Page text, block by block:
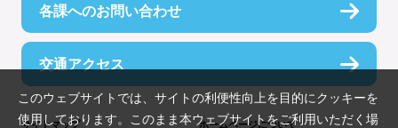
各課へのお問い合わせ
交通アクセス
サイトマップ ホームページについて
このウェブサイトでは、サイトの利便性向上を目的にクッキーを
使用しております。このまま本ウェブサイトをご利用いただく場